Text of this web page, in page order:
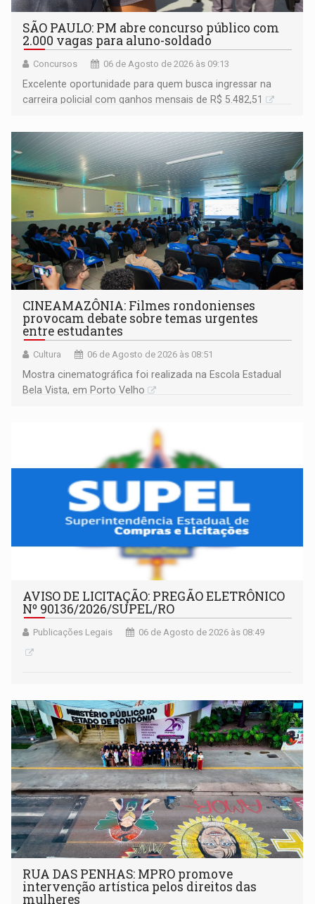
SÃO PAULO: PM abre concurso público com
2.000 vagas para aluno-soldado
Concursos 06 de Agosto de 2026 às 09:13
Excelente oportunidade para quem busca ingressar na
carreira policial com ganhos mensais de R$ 5.482,51
CINEAMAZÔNIA: Filmes rondonienses
provocam debate sobre temas urgentes
entre estudantes
Cultura 06 de Agosto de 2026 às 08:51
Mostra cinematográfica foi realizada na Escola Estadual
Bela Vista, em Porto Velho
AVISO DE LICITAÇÃO: PREGÃO ELETRÔNICO
Nº 90136/2026/SUPEL/RO
Publicações Legais 06 de Agosto de 2026 às 08:49
RUA DAS PENHAS: MPRO promove
intervenção artística pelos direitos das
mulheres